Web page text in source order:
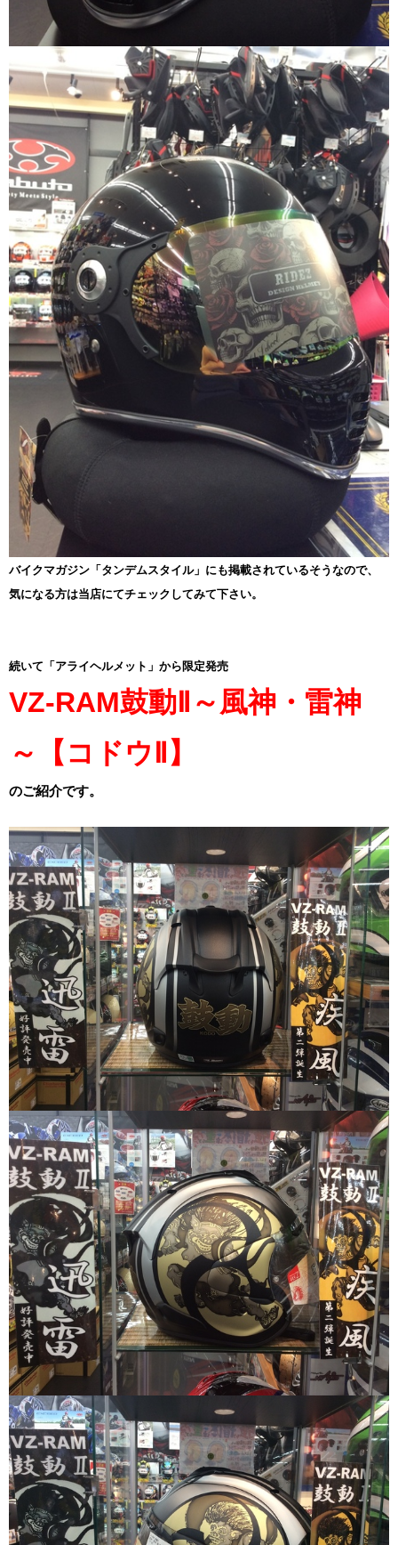
バイクマガジン「タンデムスタイル」にも掲載されているそうなので、
気になる方は当店にてチェックしてみて下さい。
続いて「アライヘルメット」から限定発売
VZ-RAM鼓動Ⅱ～風神・雷神
～【コドウⅡ】
のご紹介です。